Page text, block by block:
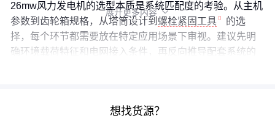
26mw风力发电机的选型本质是系统匹配度的考验。从主机
参数到齿轮箱规格，从塔筒设计到 螺栓紧固工具
的选
择，每个环节都需要放在特定应用场景下审视。建议先明
确环境载荷特征和电网接入条件，再反向推导配套系统的
展开更多内容 
想找货源？